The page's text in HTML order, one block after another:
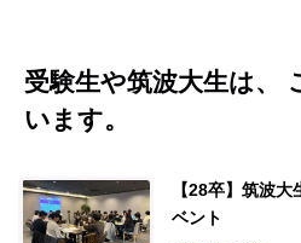
受験生や筑波大生は、
います。
【28卒】筑波
ベント